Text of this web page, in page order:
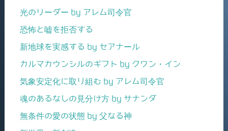
光のリーダー by アレム司令官
恐怖と嘘を拒否する
新地球を実感する by セアナール
カルマカウンシルのギフト by クワン・イン
気象安定化に取り組む by アレム司令官
魂のあるなしの見分け方 by サナンダ
無条件の愛の状態 by 父なる神